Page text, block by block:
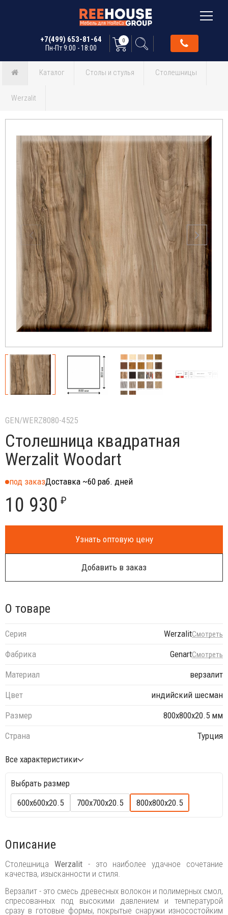
+7(499) 653-81-64
Пн-Пт 9:00 - 18:00
0
Каталог Столы и стулья Столешницы
Werzalit
GEN/WERZ8080-4525
Столешница квадратная
Werzalit Woodart
под заказДоставка ~60 раб. дней
10 930 ₽
Узнать оптовую цену
Добавить в заказ
О товаре
Серия WerzalitСмотреть
Фабрика GenartСмотреть
Материал
верзалит
Цвет
индийский шесман
Размер
800х800х20.5 мм
Страна
Турция
Все характеристики
Выбрать размер
600х600х20.5
700х700х20.5 800х800х20.5
Описание
Столешница Werzalit - это наиболее удачное сочетание
качества, изысканности и стиля.
Верзалит - это смесь древесных волокон и полимерных смол,
спресованных под высокими давлением и температурой
сразу в готовые формы, покрытые снаружи износостойким